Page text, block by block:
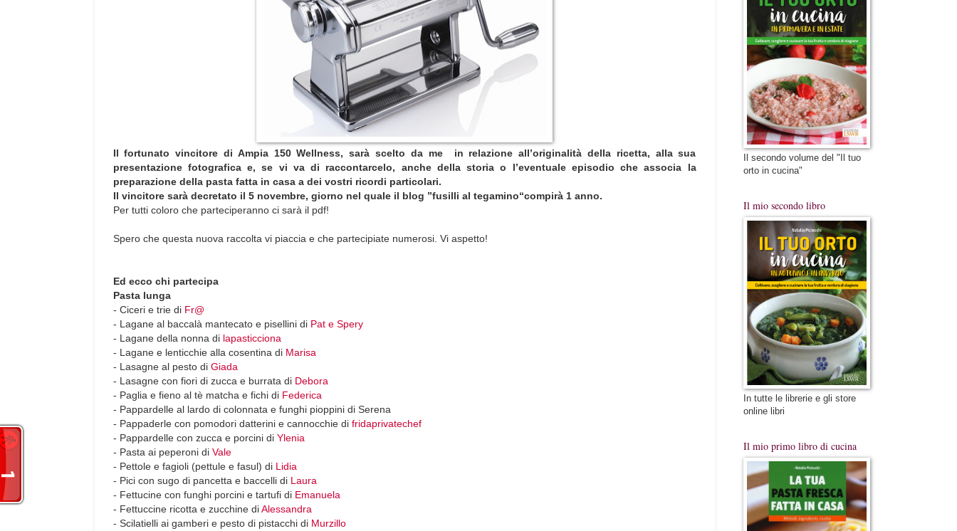
Il fortunato vincitore di Ampia 150 Wellness, sarà scelto da me in relazione all’originalità della ricetta, alla sua
presentazione fotografica e, se vi va di raccontarcelo, anche della storia o l’eventuale episodio che associa la
preparazione della pasta fatta in casa a dei vostri ricordi particolari.
Il vincitore sarà decretato il 5 novembre, giorno nel quale il blog ”fusilli al tegamino“compirà 1 anno.
Per tutti coloro che parteciperanno ci sarà il pdf!
Spero che questa nuova raccolta vi piaccia e che partecipiate numerosi. Vi aspetto!
Ed ecco chi partecipa
Pasta lunga
- Ciceri e trie di Fr@
- Lagane al baccalà mantecato e pisellini di Pat e Spery
- Lagane della nonna di lapasticciona
- Lagane e lenticchie alla cosentina di Marisa
- Lasagne al pesto di Giada
- Lasagne con fiori di zucca e burrata di Debora
- Paglia e fieno al tè matcha e fichi di Federica
- Pappardelle al lardo di colonnata e funghi pioppini di Serena
- Pappaderle con pomodori datterini e cannocchie di fridaprivatechef
- Pappardelle con zucca e porcini di Ylenia
- Pasta ai peperoni di Vale
- Pettole e fagioli (pettule e fasul) di
Lidia
- Pici con sugo di pancetta e baccelli di
Laura
- Fettucine con funghi porcini e tartufi diEmanuela
- Fettuccine ricotta e zucchine di Alessandra
- Scilatielli ai gamberi e pesto di pistacchi di Murzillo
Il secondo volume del "Il tuo
orto in cucina"
Il mio secondo libro
In tutte le librerie e gli store
online libri
Il mio primo libro di cucina